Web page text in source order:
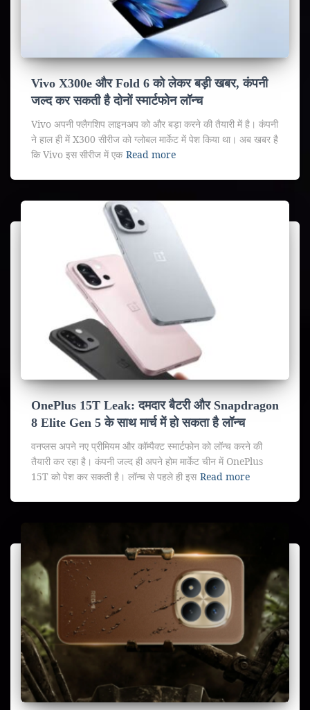
Vivo X300e और Fold 6 को लेकर बड़ी खबर, कंपनी
जल्द कर सकती है दोनों स्मार्टफोन लॉन्च
Vivo अपनी फ्लैगशिप लाइनअप को और बड़ा करने की तैयारी में है। कंपनी
ने हाल ही में X300 सीरीज को ग्लोबल मार्केट में पेश किया था। अब खबर है
कि Vivo इस सीरीज में एक Read more
OnePlus 15T Leak: दमदार बैटरी और Snapdragon
8 Elite Gen 5 के साथ मार्च में हो सकता है लॉन्च
वनप्लस अपने नए प्रीमियम और कॉम्पैक्ट स्मार्टफोन को लॉन्च करने की
तैयारी कर रहा है। कंपनी जल्द ही अपने होम मार्केट चीन में OnePlus
15T को पेश कर सकती है। लॉन्च से पहले ही इस Read more